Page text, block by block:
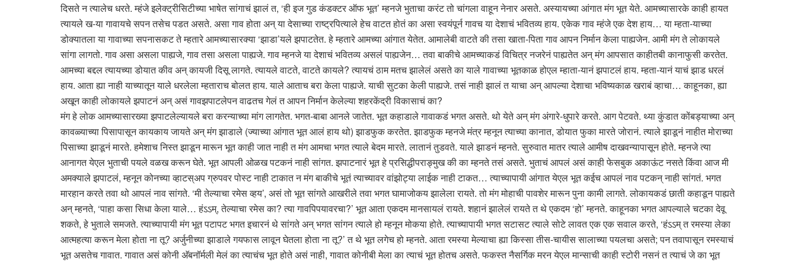
दिसते न त्यालेच धरते. म्हंजे इलेक्ट्रीसिटीच्या भाषेत सांगाचं झालं त, ‘ही इज गुड कंडक्टर ऑफ भूत’ म्हनजे भुताचा करंट तो चांगला वाहून नेनार असते. अस्यायच्या आंगात मंग भूत येते. आमच्यासारके काही हायत
त्यायले ख-या गावायचे सपन तसेच पडत असते. असा गाव होता अन् या देसाच्या राष्ट्रपित्याले हेच वाटत होतं का असा स्वयंपूर्न गावच या देशाचं भवितव्य हाय. एकेक गाव म्हंजे एक देश हाय… या म्हता-याच्या
डोक्यातला या गावाच्या सपनासकट ते म्हतारे आमच्यासारक्या ‘झाडा’यले झपाटतेत. हे म्हतारे आमच्या आंगात येतेत. आमालेबी वाटते की तसा खाता-पिता गाव आपन निर्मान केला पाह्यजेन. आमी मंग ते लोकायले
सांगा लागतो. गाव असा असला पाह्यजे, गाव तसा असला पाह्यजे. गाव म्हनजे या देशाचं भवितव्य असलं पाह्यजेन… तवा बाकीचे आमच्याकडं विचित्र नजरेनं पाह्यतेत अन् मंग आपसात काहीतबी कानाफुसी करतेत.
आमच्या बद्दल त्यायच्या डोयात कीव अन् कायजी दिसू लागते. त्यायले वाटते, वाटते कायले? त्यायचं ठाम मतच झालेलं असते का याले गावाच्या भूतकाळ होएल म्हाता-यानं झपाटलं हाय. म्हता-यानं याचं झाड धरलं
हाय. आता ह्या नाही याच्यातून याले धरलेला म्हताराच बोलत हाय. याले आताच बरा केला पाह्यजे. याची सुटका केली पाह्यजे. तसं नाही झालं त याचा अन् आपल्या देशाचा भविष्यकाळ खराबं व्हाचा… काहूनका, ह्या
अखून काही लोकायले झपाटनं अन् असं गावझपाटलेपन वाढतच गेलं त आपन निर्मान केलेल्या शहरकेंद्री विकासाचं का?
मंग हे लोक आमच्यासारख्या झपाटलेल्यायले बरा करन्याच्या मांग लागतेत. भगत-बाबा आनले जातेत. भूत कहाडाले गावाकडं भगत असते. थो येते अन् मंग अंगारे-धुपारे करते. आग पेटवते. थ्या कुंडात कोंबड्याच्या अन्
कावळ्याच्या पिसापासून कायकाय जायते अन् मंग झाडाले (ज्याच्या आंगात भूत आलं हाय थो) झाडफुक करतेत. झाडफुक म्हनजे मंत्र म्हनून त्याच्या कानात, डोयात फुका मारते जोरानं. त्याले झाडूनं नाहीत मोराच्या
पिसाच्या झाडूनं मारते. हमेशाच निस्त झाडून मारून भूत काही जात नाही त मंग आमचा भगत त्याले बेदम मारते. लातानं तुडवते. याले झाडनं म्हनते. सुरुवात मातर त्याले आमीष दाखवन्यापासून होते. म्हनजे त्या
आनागत येएल भुताची पयले वळख करून घेते. भूत आपली ओळख पटकनं नाही सांगत. झपाटनारं भूत हे प्रसिद्धीपराङ्मुख की का म्हनते तसं असते. भुताचं आपलं असं काही फेसबुक अकाऊंट नसते किंवा आज मी
अमक्याले झपाटलं, म्हनून कोनच्या व्हाटस्अप ग्रुपवर पोस्ट नाही टाकात न मंग बाकीचे भूतं त्याच्यावर वांझोट्या लाईक नाही टाकत… त्याच्यापायी आंगात येएल भूत कईच आपलं नाव पटकन् नाही सांगतं. भगत
मारहान करते तवा थो आपलं नाव सांगते. ‘मी तेल्याचा रमेस व्हय’, असं तो भूत सांगते आखरीले तवा भगत घामाजोकय झालेला रायते. तो मंग मोहाची पावशेर मारून पुना कामी लागते. लोकायकडं छाती कहाडून पाह्यते
अन् म्हनते, ‘पाहा कसा सिधा केला याले… हंऽऽम्, तेल्याचा रमेस का? त्या गावपिपयावरचा?’ भूत आता एकदम मानसायलं रायते. शहानं झालेलं रायते त थे एकदम ‘हो’ म्हनते. काहूनका भगत आपल्याले चटका देवू
शकते, हे भुताले समजते. त्याच्यापायी मंग भूत पटापट भगत इचारनं थे सांगते अन् भगत सांगन त्याले हो म्हनून मोकया होते. त्याच्यापायी भगत सटासट त्याले सोटे लावत एक एक सवाल करते, ‘हंऽऽम् त रमस्या लेका
आत्महत्या करून मेला होता ना तू? अर्जुनीच्या झाडाले गयफास लावून घेतला होता ना तू?’ त थे भूत लगेच हो म्हनते. आता रमस्या मेल्याचा ह्या किस्सा तीस-चायीस सालाच्या पयलचा असते; पन तवापासून रमस्याचं
भूत असतेच गावात. गावात असं कोनी अ‍ॅबनॉर्मली मेलं का त्याचंच भूत होते असं नाही, गावात कोनीबी मेला का त्याचं भूत होतच असते. फकस्त नैसर्गिक मरन येएल मान्साची काही स्टोरी नसनं त त्याचं जे का भूत